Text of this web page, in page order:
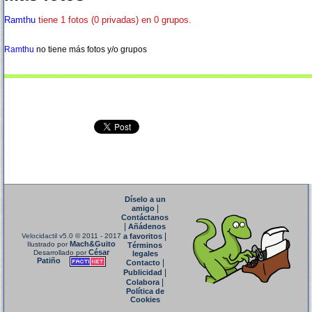
Ramthu tiene 1 fotos (0 privadas) en 0 grupos.
Ramthu no tiene más fotos y/o grupos
Velocidactil v5.0 © 2011 - 2017
Ilustrado porMach&Guito
Desarrollado porCésar
Patiño
Díselo a un
amigo|
Contáctanos
Añádenos
a favoritos
Términos
legales
Contacto|
Publicidad
Colabora|
Política de
Cookies